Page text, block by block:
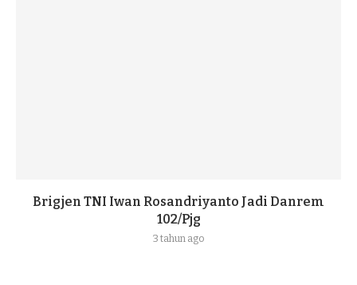
Brigjen TNI Iwan Rosandriyanto Jadi Danrem
102/Pjg
3 tahun ago